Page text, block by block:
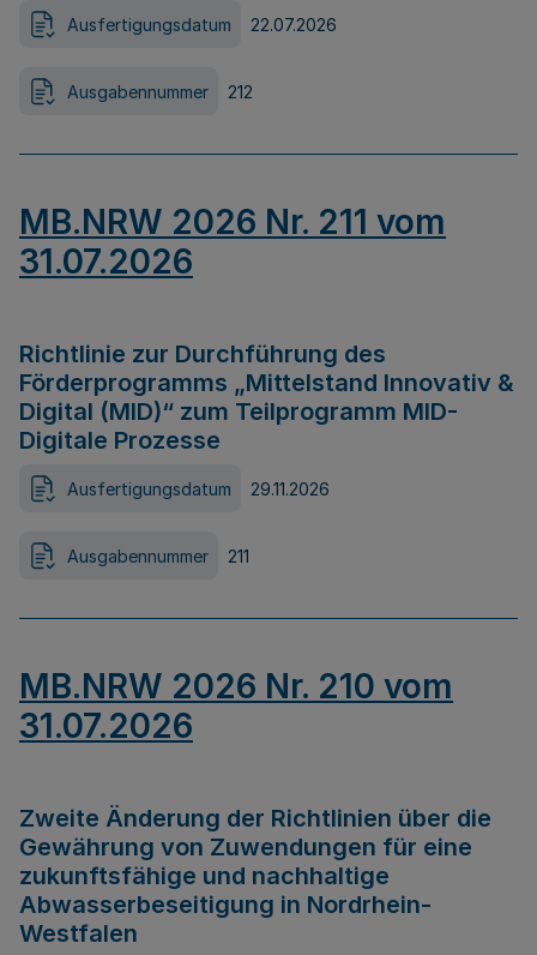
Ausfertigungsdatum 22.07.2026
Ausgabennummer 212
MB.NRW 2026 Nr. 211 vom
31.07.2026
Richtlinie zur Durchführung des
Förderprogramms „Mittelstand Innovativ &
Digital (MID)“ zum Teilprogramm MID-
Digitale Prozesse
Ausfertigungsdatum 29.11.2026
Ausgabennummer 211
MB.NRW 2026 Nr. 210 vom
31.07.2026
Zweite Änderung der Richtlinien über die
Gewährung von Zuwendungen für eine
zukunftsfähige und nachhaltige
Abwasserbeseitigung in Nordrhein-
Westfalen